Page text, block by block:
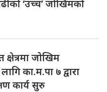
‘उच्च’ जोखिमको
क्षेत्रमा जोखिम
का.म.पा ७ द्वारा
कार्य सुरु